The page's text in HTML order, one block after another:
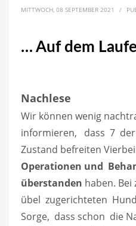
MITTWOCH, 08 SEPTEMBER 2021 /
… Auf dem
Nachlese
Wir können wenig
informieren, dass 7 der
Zustand befreiten
Operationen und
überstanden haben.
übel zugerichteten
Sorge, dass schon die